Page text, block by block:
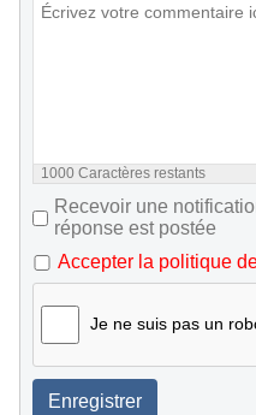
1000 Caractères restants
Recevoir une
réponse est postée
Accepter la politique
Je ne suis pas un
Enregistrer